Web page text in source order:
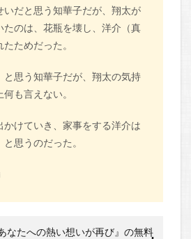
いだと思う知華子だが、翔太が
たのは、花瓶を壊し、洋介（真
ためだった。
と思う知華子だが、翔太の気持
も言えない。
かけていき、家事をする洋介は
と思うのだった。
なたへの熱い想いが再び』の無料